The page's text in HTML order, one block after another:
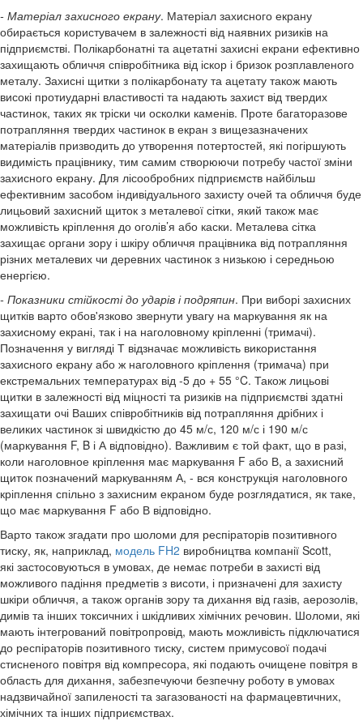
- Матеріал захисного екрану. Матеріал захисного екрану
обирається користувачем в залежності від наявних ризиків на
підприємстві. Полікарбонатні та ацетатні захисні екрани ефективно
захищають обличчя співробітника від іскор і бризок розплавленого
металу. Захисні щитки з полікарбонату та ацетату також мають
високі протиударні властивості та надають захист від твердих
частинок, таких як тріски чи осколки каменів. Проте багаторазове
потрапляння твердих частинок в екран з вищезазначених
матеріалів призводить до утворення потертостей, які погіршують
видимість працівнику, тим самим створюючи потребу частої зміни
захисного екрану. Для лісообробних підприємств найбільш
ефективним засобом індивідуального захисту очей та обличчя буде
лицьовий захисний щиток з металевої сітки, який також має
можливість кріплення до оголів’я або каски. Металева сітка
захищає органи зору і шкіру обличчя працівника від потрапляння
різних металевих чи деревних частинок з низькою і середньою
енергією.
- Показники стійкості до ударів і подряпин. При виборі захисних
щитків варто обов'язково звернути увагу на маркування як на
захисному екрані, так і на наголовному кріпленні (тримачі).
Позначення у вигляді Т відзначає можливість використання
захисного екрану або ж наголовного кріплення (тримача) при
екстремальних температурах від -5 до + 55 °C. Також лицьові
щитки в залежності від міцності та ризиків на підприємстві здатні
захищати очі Ваших співробітників від потрапляння дрібних і
великих частинок зі швидкістю до 45 м/с, 120 м/с і 190 м/с
(маркування F, B і А відповідно). Важливим є той факт, що в разі,
коли наголовное кріплення має маркування F або В, а захисний
щиток позначений маркуванням А, - вся конструкція наголовного
кріплення спільно з захисним екраном буде розглядатися, як таке,
що має маркування F або В відповідно.
Варто також згадати про шоломи для респіраторів позитивного
тиску, як, наприклад, модель FH2 виробництва компанії Scott,
які застосовуються в умовах, де немає потреби в захисті від
можливого падіння предметів з висоти, і призначені для захисту
шкіри обличчя, а також органів зору та дихання від газів, аерозолів,
димів та інших токсичних і шкідливих хімічних речовин. Шоломи, які
мають інтегрований повітропровід, мають можливість підключатися
до респіраторів позитивного тиску, систем примусової подачі
стисненого повітря від компресора, які подають очищене повітря в
область для дихання, забезпечуючи безпечну роботу в умовах
надзвичайної запиленості та загазованості на фармацевтичних,
хімічних та інших підприємствах.